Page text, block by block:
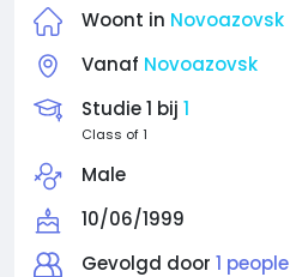
Woont in Novoazovsk
Vanaf Novoazovsk
Studie 1 bij 1
Class of 1
Male
10/06/1999
Gevolgd door 1 people